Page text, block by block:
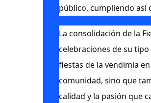
público, cumpliendo así
La consolidación de la
celebraciones de su
fiestas de la vendimia
comunidad, sino que
calidad y la pasión que